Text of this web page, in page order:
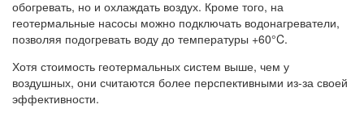
обогревать, но и охлаждать воздух. Кроме того, на
геотермальные насосы можно подключать водонагреватели,
позволяя подогревать воду до температуры +60°C.
Хотя стоимость геотермальных систем выше, чем у
воздушных, они считаются более перспективными из-за своей
эффективности.